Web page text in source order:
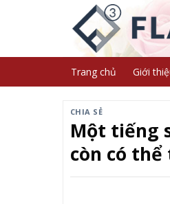
Trang chủ Giới
CHIA SẺ
Một tiếng
còn có